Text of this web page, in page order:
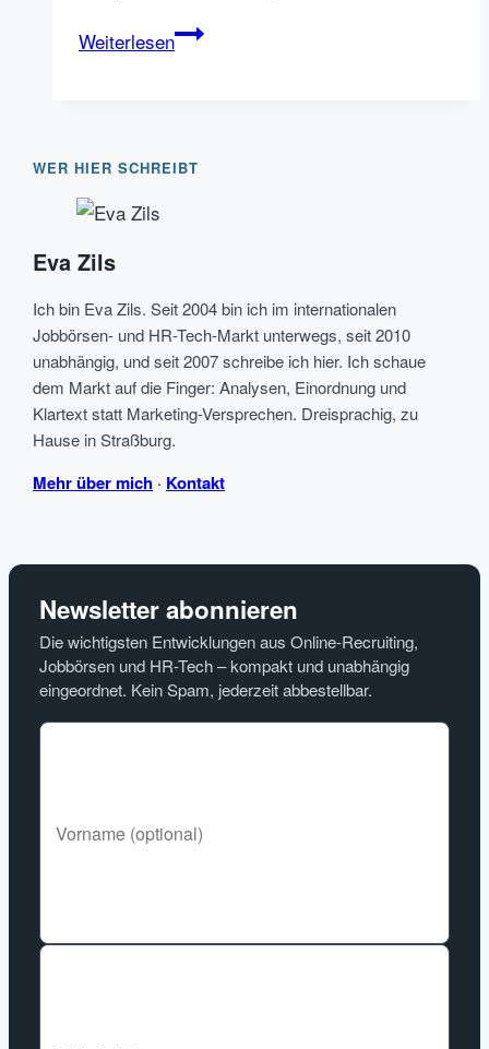
WeiterlesenVergleich
besser
IFTTT
News
Alerts
selbst
erstellen
oder
ein
WER HIER SCHREIBT
Eva Zils
Ich bin Eva Zils. Seit 2004 bin ich im internationalen
Jobbörsen- und HR-Tech-Markt unterwegs, seit 2010
unabhängig, und seit 2007 schreibe ich hier. Ich schaue
dem Markt auf die Finger: Analysen, Einordnung und
Klartext statt Marketing-Versprechen. Dreisprachig, zu
Hause in Straßburg.
Mehr über mich · Kontakt
Newsletter abonnieren
Die wichtigsten Entwicklungen aus Online-Recruiting,
Jobbörsen und HR-Tech – kompakt und unabhängig
eingeordnet. Kein Spam, jederzeit abbestellbar.